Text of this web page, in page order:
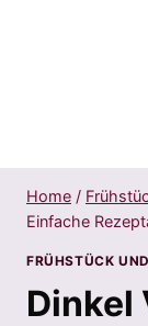
Home /
Einfache
FRÜHSTÜCK
Dinkel